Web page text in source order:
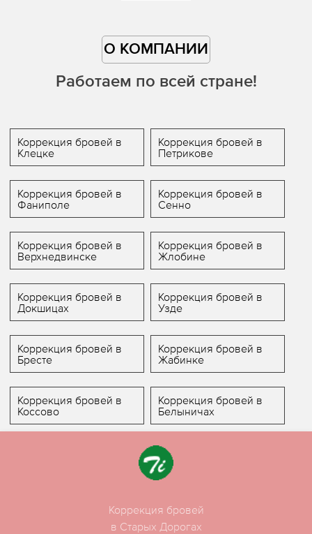
О КОМПАНИИ
Работаем по всей стране!
Коррекция бровей в
Клецке
Коррекция бровей в
Петрикове
Коррекция бровей в
Фаниполе
Коррекция бровей в
Сенно
Коррекция бровей в
Верхнедвинске
Коррекция бровей в
Жлобине
Коррекция бровей в
Докшицах
Коррекция бровей в
Узде
Коррекция бровей в
Бресте
Коррекция бровей в
Жабинке
Коррекция бровей в
Коссово
Коррекция бровей в
Белыничах
Коррекция бровей
в Старых Дорогах